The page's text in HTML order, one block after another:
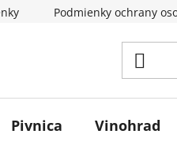
Podmienky ochrany
Pivnica Vinohrad